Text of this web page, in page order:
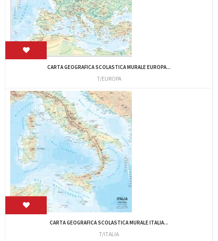
CARTA GEOGRAFICA SCOLASTICA MURALE EUROPA...
T/EUROPA
CARTA GEOGRAFICA SCOLASTICA MURALE ITALIA...
T/ITALIA